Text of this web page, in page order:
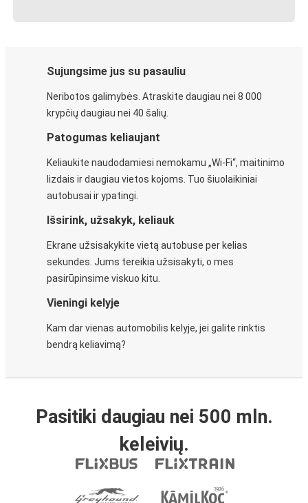
Sujungsime jus su pasauliu
Neribotos galimybės. Atraskite daugiau nei 8 000
krypčių daugiau nei 40 šalių.
Patogumas keliaujant
Keliaukite naudodamiesi nemokamu „Wi-Fi“, maitinimo
lizdais ir daugiau vietos kojoms. Tuo šiuolaikiniai
autobusai ir ypatingi.
Išsirink, užsakyk, keliauk
Ekrane užsisakykite vietą autobuse per kelias
sekundes. Jums tereikia užsisakyti, o mes
pasirūpinsime viskuo kitu.
Vieningi kelyje
Kam dar vienas automobilis kelyje, jei galite rinktis
bendrą keliavimą?
Pasitiki daugiau nei 500 mln.
keleivių.